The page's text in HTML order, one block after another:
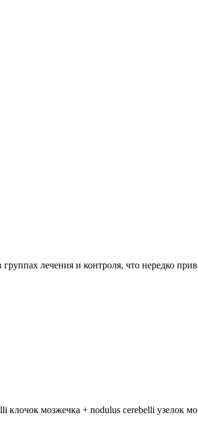
лечения и контроля, что нередко
мозжечка + nodulus cerebelli узелок